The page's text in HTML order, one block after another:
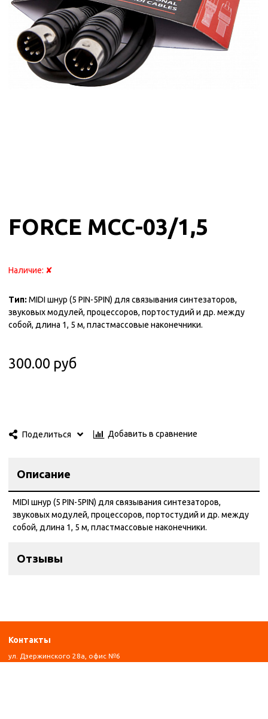
FORCE MCC-03/1,5
Наличие: ✘
Тип: MIDI шнур (5 PIN-5PIN) для связывания синтезаторов,
звуковых модулей, процессоров, портостудий и др. между
собой, длина 1, 5 м, пластмассовые наконечники.
300.00 руб
Поделиться Добавить в сравнение
Описание
MIDI шнур (5 PIN-5PIN) для связывания синтезаторов,
звуковых модулей, процессоров, портостудий и др. между
собой, длина 1, 5 м, пластмассовые наконечники.
Отзывы
Контакты
ул. Дзержинского 28а, офис №6